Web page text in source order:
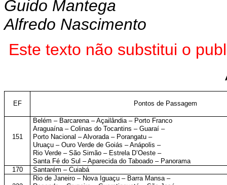
Guido Mantega
Alfredo Nascimento
Este texto não substitui o
EF Pontos de Passagem
Belém – Barcarena – Açailândia – Porto Franco
Araguaína – Colinas do Tocantins – Guaraí –
151
Porto Nacional – Alvorada – Porangatu –
Uruaçu – Ouro Verde de Goiás – Anápolis –
Rio Verde – São Simão – Estrela D’Oeste –
Santa Fé do Sul – Aparecida do Taboado – Panorama
170
Santarém – Cuiabá
Rio de Janeiro – Nova Iguaçu – Barra Mansa –